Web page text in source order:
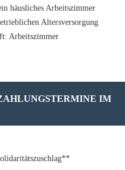
häusliches Arbeitszimmer
Altersversorgung
Arbeitszimmer
IM